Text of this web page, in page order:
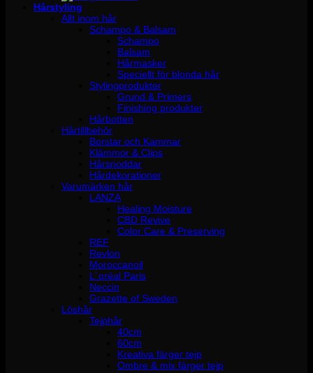
Hårstyling
Allt inom hår
Schampo & Balsam
Schampo
Balsam
Hårmasker
Speciellt för blonda hår
Stylingprodukter
Grund & Primers
Finishing produkter
Hårbotten
Hårtillbehör
Borstar och Kammar
Klämmor & Clips
Hårsnoddar
Hårdekorationer
Varumärken hår
LANZA
Healing Moisture
CBD Revive
Color Care & Preserving
REF
Revlon
Moroccanoil
L´oréal Paris
Neccin
Grazette of Sweden
Löshår
Tejphår
40cm
60cm
Kreativa färger tejp
Ombre & mix färger tejp